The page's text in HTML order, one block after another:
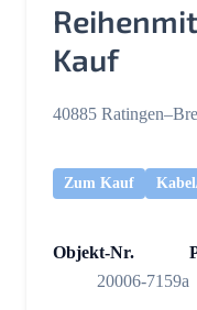
Kauf
40885
Zum Kauf
Objekt-Nr.
20006-7159a